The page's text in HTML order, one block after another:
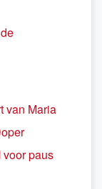
van Maria
paus